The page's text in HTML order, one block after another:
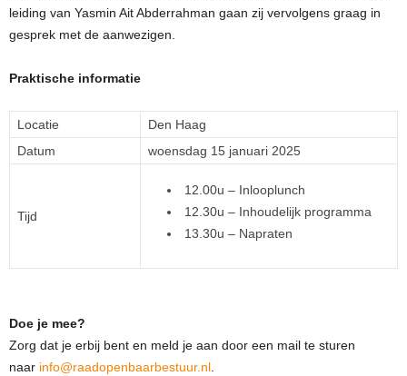
leiding van Yasmin Ait Abderrahman gaan zij vervolgens graag in
gesprek met de aanwezigen.
Praktische informatie
Locatie
Den Haag
Datum
woensdag 15 januari 2025
Tijd
12.00u – Inlooplunch
12.30u – Inhoudelijk programma
13.30u – Napraten
Doe je mee?
Zorg dat je erbij bent en meld je aan door een mail te sturen
naar info@raadopenbaarbestuur.nl.